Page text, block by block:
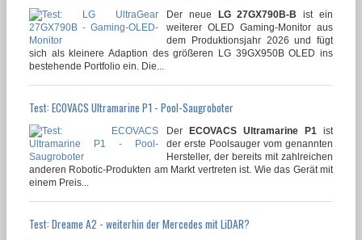
Der neue LG 27GX790B-B
ist ein
weiterer OLED Gaming-Monitor aus
dem Produktionsjahr 2026 und fügt
sich als kleinere Adaption des größeren LG 39GX950B OLED ins
bestehende Portfolio ein. Die...
Test: ECOVACS Ultramarine P1 - Pool-Saugroboter
Der ECOVACS Ultramarine P1 ist
der erste Poolsauger vom genannten
Hersteller, der bereits mit zahlreichen
anderen Robotic-Produkten am Markt vertreten ist. Wie das Gerät mit
einem Preis...
Test: Dreame A2 - weiterhin der Mercedes mit LiDAR?